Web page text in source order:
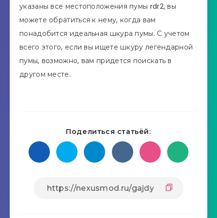
указаны все местоположения пумы rdr2, вы
можете обратиться к нему, когда вам
понадобится идеальная шкура пумы. С учетом
всего этого, если вы ищете шкуру легендарной
пумы, возможно, вам придется поискать в
другом месте.
Поделиться статьёй: